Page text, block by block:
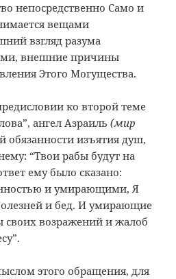
непосредственно Само и
вещами
взгляд разума
внешние причины
Этого Могущества.
ко второй теме
ангел Азраиль(мир
обязанности изъятия душ,
“Твои рабы будут на
ему было сказано:
и умирающими, Я
и бед. И умирающие
своих возражений и жалоб
этого обращения, для